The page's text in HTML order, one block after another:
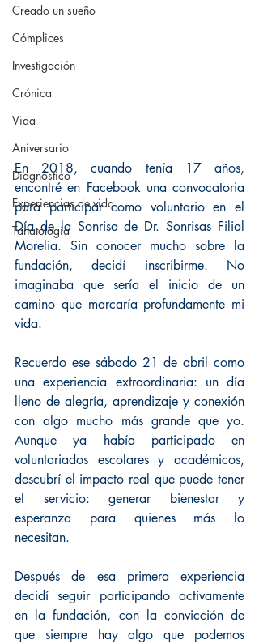
Creado un sueño
Cómplices
Investigación
Crónica
Vida
Aniversario
Diagnóstico
Experiencias de vida
Tanatología
En 2018, cuando tenía 17 años,
encontré en Facebook una convocatoria
para participar como voluntario en el
Día de la Sonrisa de Dr. Sonrisas Filial
Morelia. Sin conocer mucho sobre la
fundación, decidí inscribirme. No
imaginaba que sería el inicio de un
camino que marcaría profundamente mi
vida.
Recuerdo ese sábado 21 de abril como
una experiencia extraordinaria: un día
lleno de alegría, aprendizaje y conexión
con algo mucho más grande que yo.
Aunque ya había participado en
voluntariados escolares y académicos,
descubrí el impacto real que puede tener
el servicio: generar bienestar y
esperanza para quienes más lo
necesitan.
Después de esa primera experiencia
decidí seguir participando activamente
en la fundación, con la convicción de
que siempre hay algo que podemos